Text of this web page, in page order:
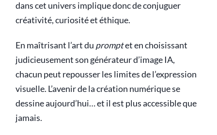
dans cet univers implique donc de conjuguer
créativité, curiosité et éthique.
En maîtrisant l’art du promptet en choisissant
judicieusement son générateur d’image IA,
chacun peut repousser les limites de l’expression
visuelle. L’avenir de la création numérique se
dessine aujourd’hui… et il est plus accessible que
jamais.